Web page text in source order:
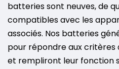
batteries sont neuves, de
compatibles avec les
associés. Nos batteries
pour répondre aux
et rempliront leur fonction